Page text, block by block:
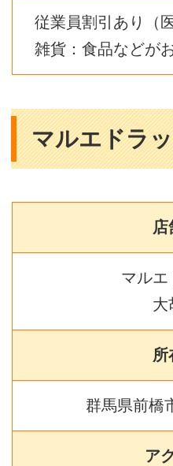
従業員割引あり（
雑貨：食品などが
マルエドラ
店
マルエ
大
所
群馬県前橋
ア